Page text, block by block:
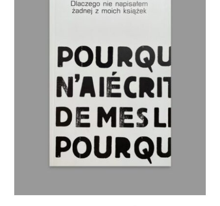
DODAJ DO KOSZYKA SZCZEGÓŁY